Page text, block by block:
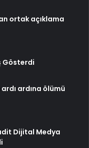
ortak açıklama
Gösterdi
ardına ölümü
Dijital Medya